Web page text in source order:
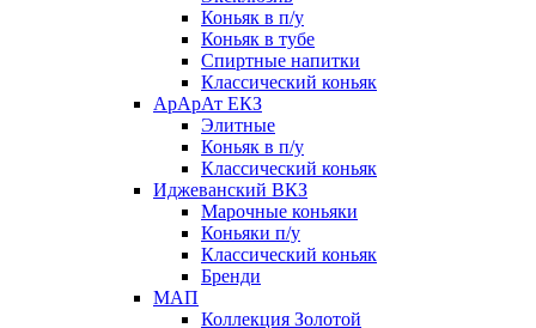
Коньяк в п/у
Коньяк в тубе
Спиртные напитки
Классический коньяк
АрАрАт ЕКЗ
Элитные
Коньяк в п/у
Классический коньяк
Иджеванский ВКЗ
Марочные коньяки
Коньяки п/у
Классический коньяк
Бренди
МАП
Коллекция Золотой